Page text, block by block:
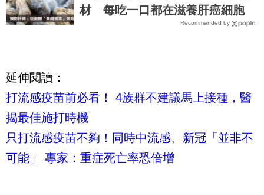
材 每吃一口都在滋養肝癌細胞
Recommended by
延伸閱讀：
打流感疫苗前必看！ 4族群不建議馬上接種，醫
揭最佳施打時機
只打流感疫苗不夠！同時中流感、新冠「並非不
可能」 專家：重症死亡率恐倍增